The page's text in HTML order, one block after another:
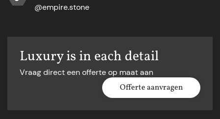
@empire.stone
Luxury is in each detail
Vraag direct een offerte op maat aan
Offerte aanvragen